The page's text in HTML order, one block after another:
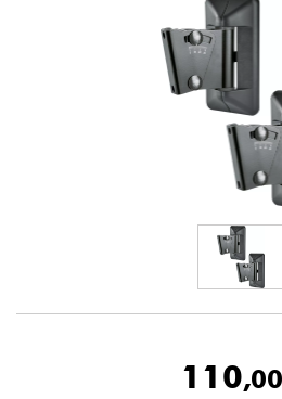
Synthés & Sampleurs
110